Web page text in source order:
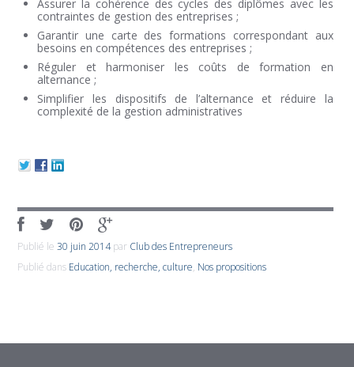
Assurer la cohérence des cycles des diplômes avec les
contraintes de gestion des entreprises ;
Garantir une carte des formations correspondant aux
besoins en compétences des entreprises ;
Réguler et harmoniser les coûts de formation en
alternance ;
Simplifier les dispositifs de l’alternance et réduire la
complexité de la gestion administratives
Publié le30 juin 2014par Club des Entrepreneurs
Publié dans Education, recherche, culture, Nos propositions